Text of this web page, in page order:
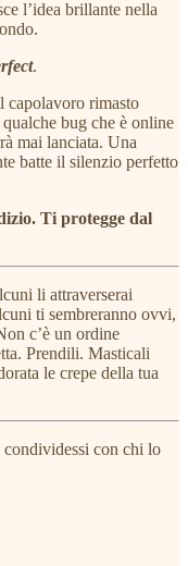
l’idea brillante nella
.
capolavoro rimasto
bug che è online
mai lanciata. Una
batte il silenzio perfetto
Ti protegge dal
li attraverserai
ti sembreranno ovvi,
c’è un ordine
Prendili. Masticali
le crepe della tua
condividessi con chi lo